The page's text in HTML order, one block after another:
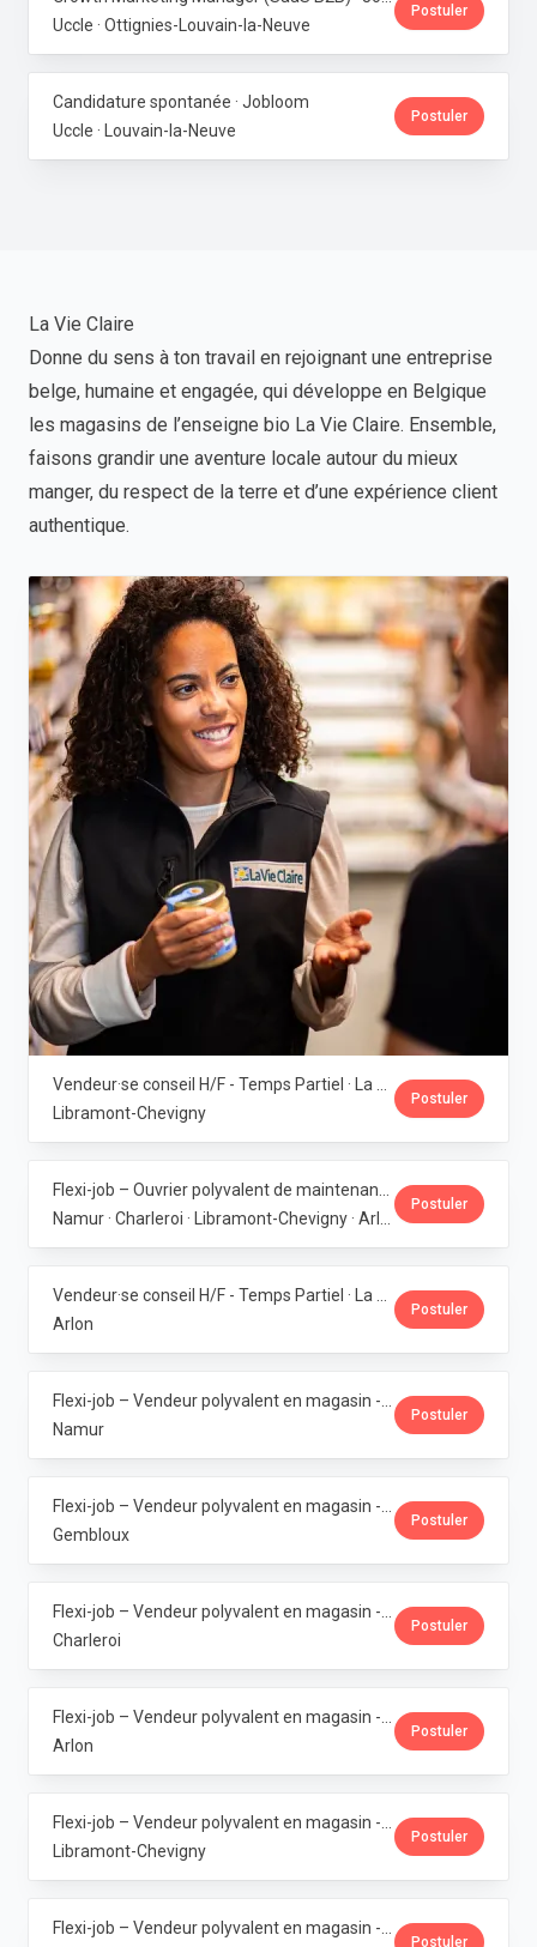
Uccle · Ottignies-Louvain-la-Neuve
Postuler
Candidature spontanée · Jobloom
Uccle · Louvain-la-Neuve
Postuler
La Vie Claire
Donne du sens à ton travail en rejoignant une entreprise
belge, humaine et engagée, qui développe en Belgique
les magasins de l’enseigne bio La Vie Claire. Ensemble,
faisons grandir une aventure locale autour du mieux
manger, du respect de la terre et d’une expérience client
authentique.
Libramont-Chevigny
Postuler
Postuler
Arlon
Postuler
Namur
Postuler
Gembloux
Postuler
Charleroi
Postuler
Arlon
Postuler
Libramont-Chevigny
Postuler
Postuler